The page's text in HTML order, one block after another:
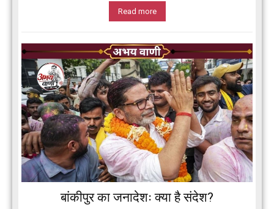
Read more
बांकीपुर का जनादेशः क्या है संदेश?